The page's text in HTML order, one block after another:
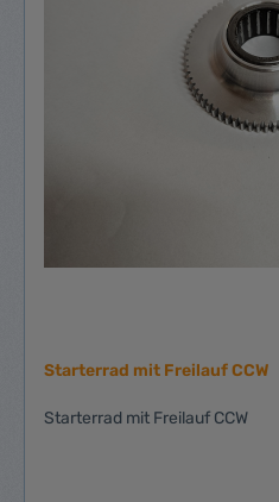
Starterrad mit Freilauf CCW
Starterrad mit Freilauf CCW